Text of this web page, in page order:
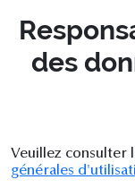
des
Veuillez consulter
générales